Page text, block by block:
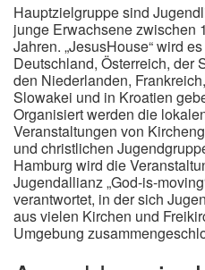
Hauptzielgruppe sind
junge Erwachsene zwischen
Jahren. „JesusHouse“ wird
Deutschland, Österreich, der
den Niederlanden,
Slowakei und in Kroatien
Organisiert werden die
Veranstaltungen von
und christlichen
Hamburg wird die
Jugendallianz „God-is-
verantwortet, in der sich
aus vielen Kirchen und
Umgebung